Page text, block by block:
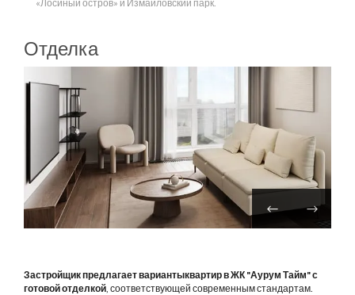
«Лосиный остров» и Измайловский парк.
Отделка
Застройщик предлагает вариантыквартир в ЖК "Аурум Тайм" с
готовой отделкой, соответствующей современным стандартам.